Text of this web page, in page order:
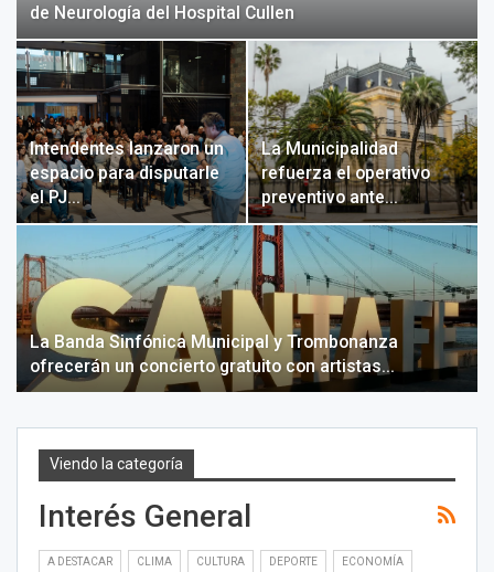
de Neurología del Hospital Cullen
Intendentes lanzaron un
espacio para disputarle
el PJ…
La Municipalidad
refuerza el operativo
preventivo ante…
La Banda Sinfónica Municipal y Trombonanza
ofrecerán un concierto gratuito con artistas…
Viendo la categoría
Interés General
A DESTACAR CLIMA CULTURA DEPORTE ECONOMÍA